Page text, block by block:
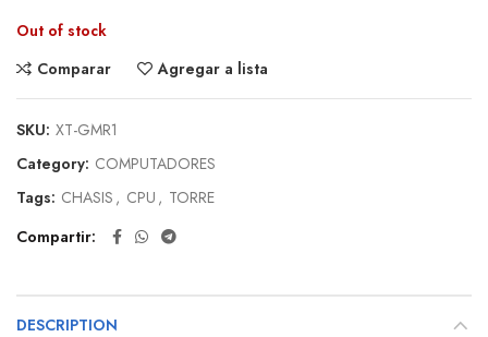
Out of stock
Comparar
Agregar a lista
SKU: XT-GMR1
Category: COMPUTADORES
Tags: CHASIS , CPU , TORRE
Compartir
DESCRIPTION